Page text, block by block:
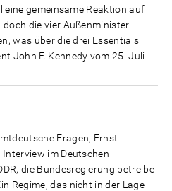
gemeinsame Reaktion auf
die vier Außenminister
was über die drei Essentials
John F. Kennedy vom 25. Juli
Fragen, Ernst
Interview im Deutschen
die Bundesregierung betreibe
Regime, das nicht in der Lage